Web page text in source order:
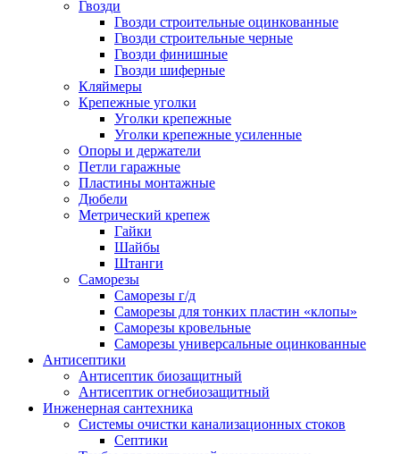
Гвозди
Гвозди строительные оцинкованные
Гвозди строительные черные
Гвозди финишные
Гвозди шиферные
Кляймеры
Крепежные уголки
Уголки крепежные
Уголки крепежные усиленные
Опоры и держатели
Петли гаражные
Пластины монтажные
Дюбели
Метрический крепеж
Гайки
Шайбы
Штанги
Саморезы
Саморезы г/д
Саморезы для тонких пластин «клопы»
Саморезы кровельные
Саморезы универсальные оцинкованные
Антисептики
Антисептик биозащитный
Антисептик огнебиозащитный
Инженерная сантехника
Системы очистки канализационных стоков
Септики